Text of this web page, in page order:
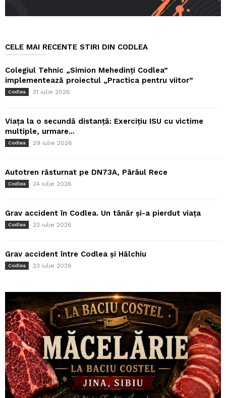
CELE MAI RECENTE STIRI DIN CODLEA
Colegiul Tehnic „Simion Mehedinți Codlea”
implementează proiectul „Practica pentru viitor”
Codlea 31 iulie 2026
Viața la o secundă distanță: Exercițiu ISU cu victime
multiple, urmare...
Codlea 29 iulie 2026
Autotren răsturnat pe DN73A, Pârâul Rece
Codlea 24 iulie 2026
Grav accident în Codlea. Un tânăr și-a pierdut viața
Codlea 23 iulie 2026
Grav accident între Codlea și Hălchiu
Codlea 23 iulie 2026